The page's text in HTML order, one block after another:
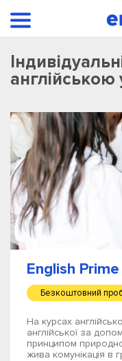
англійською
English Prime
Безкоштовний
На курсах
англійської за
принципом
жива комунікація в